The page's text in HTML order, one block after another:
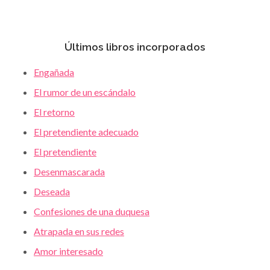
Últimos libros incorporados
Engañada
El rumor de un escándalo
El retorno
El pretendiente adecuado
El pretendiente
Desenmascarada
Deseada
Confesiones de una duquesa
Atrapada en sus redes
Amor interesado